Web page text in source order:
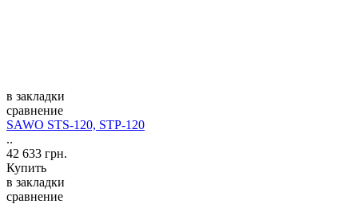
в закладки
сравнение
SAWO STS-120, STP-120
..
42 633 грн.
Купить
в закладки
сравнение